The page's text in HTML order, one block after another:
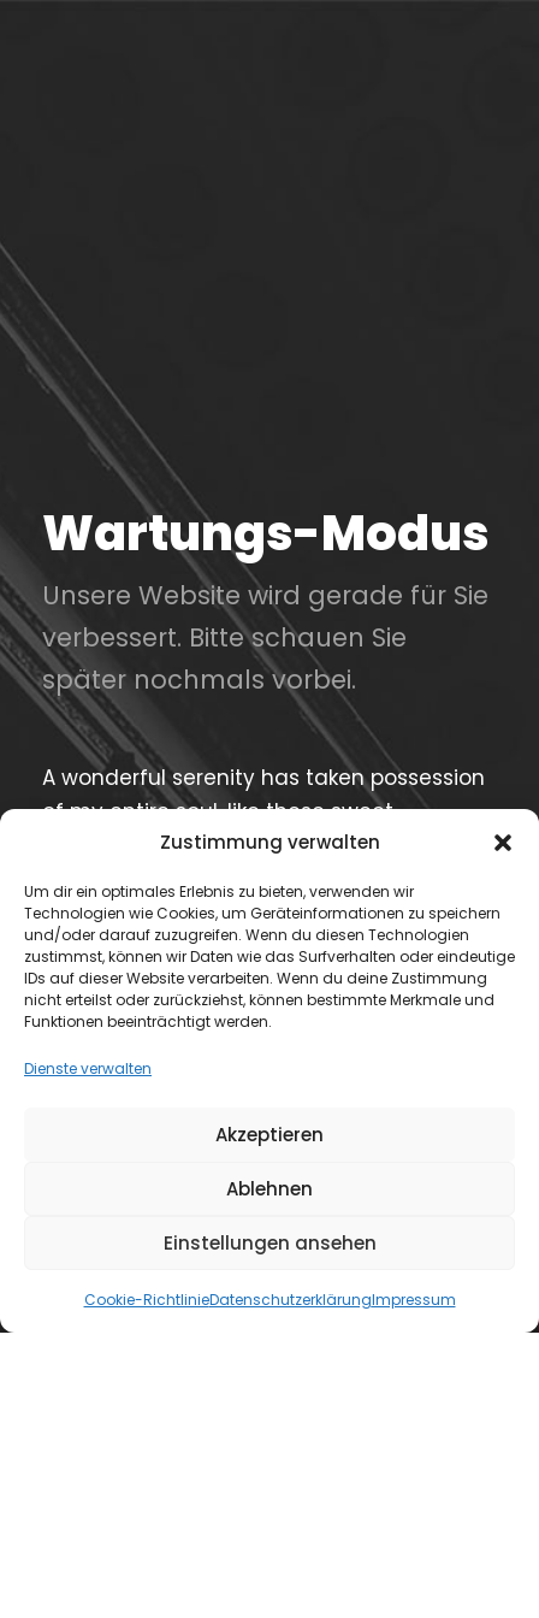
Zustimmung verwalten
Um dir ein optimales Erlebnis zu bieten, verwenden wir
Technologien wie Cookies, um Geräteinformationen zu speichern
und/oder darauf zuzugreifen. Wenn du diesen Technologien
zustimmst, können wir Daten wie das Surfverhalten oder eindeutige
IDs auf dieser Website verarbeiten. Wenn du deine Zustimmung
nicht erteilst oder zurückziehst, können bestimmte Merkmale und
Funktionen beeinträchtigt werden.
Dienste verwalten
Akzeptieren
Ablehnen
Einstellungen ansehen
Cookie-RichtlinieDatenschutzerklärungImpressum
Wartungs-Modus
Unsere Website wird gerade für Sie
verbessert. Bitte schauen Sie
später nochmals vorbei.
A wonderful serenity has taken possession
of my entire soul, like these sweet
mornings of spring which I enjoy with my
charm of existence in this spot, which was
created for the bliss of souls like mine.
Current Process